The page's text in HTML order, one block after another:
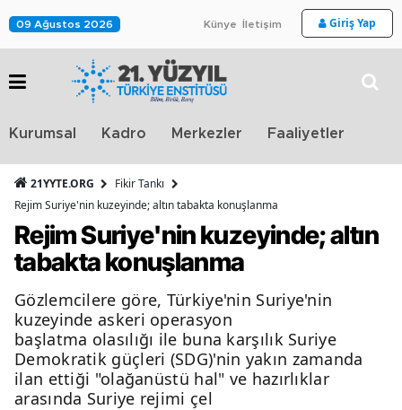
09 Ağustos 2026 Künye İletişim Giriş Yap
Kurumsal Kadro Merkezler Faaliyetler
21YYTE.ORG
Fikir Tankı
Rejim Suriye'nin kuzeyinde; altın tabakta konuşlanma
Rejim Suriye'nin kuzeyinde; altın
tabakta konuşlanma
Gözlemcilere göre, Türkiye'nin Suriye'nin
kuzeyinde askeri operasyon
başlatma olasılığı ile buna karşılık Suriye
Demokratik güçleri (SDG)'nin yakın zamanda
ilan ettiği "olağanüstü hal" ve hazırlıklar
arasında Suriye rejimi çel